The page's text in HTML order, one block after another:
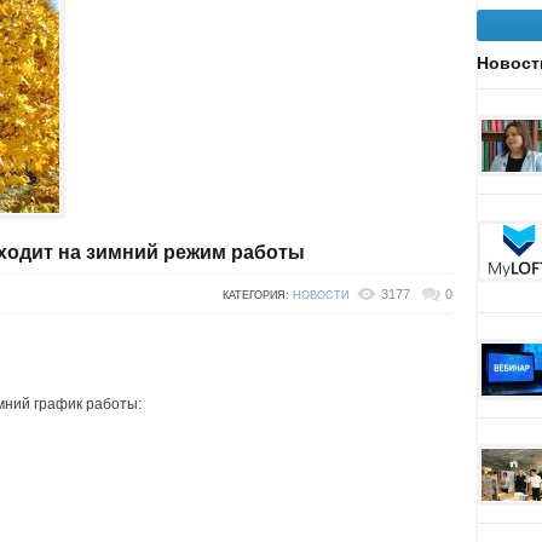
на зимний режим работы
КАТЕГОРИЯ: НОВОСТИ 3177 0
график работы: